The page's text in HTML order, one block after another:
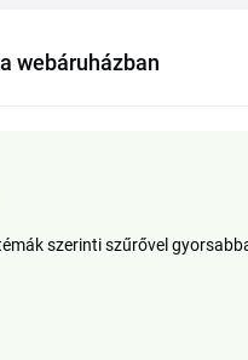
webáruházban
szerinti szűrővel